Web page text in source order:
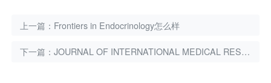
上一篇： Frontiers in Endocrinology怎么样
下一篇：JOURNAL OF INTERNATIONAL MEDICAL RESEARCH怎么样